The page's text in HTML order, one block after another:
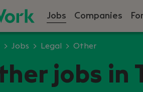
Jobs Companies
Jobs Legal Other
jobs in